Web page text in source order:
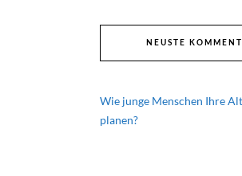
NEUSTE
Wie junge Menschen Ihre
planen?